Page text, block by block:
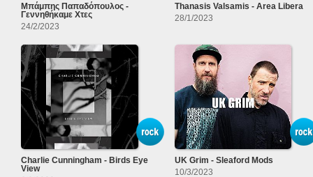
Μπάμπης Παπαδόπουλος -
Γεννηθήκαμε Χτες
24/2/2023
Thanasis Valsamis - Area Libera
28/1/2023
Charlie Cunningham - Birds Eye
View
UK Grim - Sleaford Mods
10/3/2023